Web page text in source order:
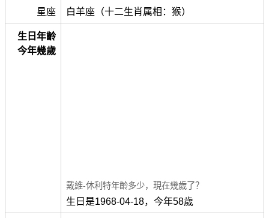
星座 白羊座（十二生肖属相：猴）
生日年齡
今年幾歲
戴維-休利特年齡多少，現在幾歲了？
生日是1968-04-18，今年58歲